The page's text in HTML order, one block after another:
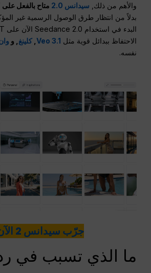
والأهم من ذلك, سيدانس 2.0 متاح بالفعل على GlobalGPT
بدلاً من انتظار طرق الوصول الرسمية غير
الاحتفاظ ببدائل قوية مثل Veo 3.1
,كلينغ , و
نفسه.
جرّب سيدانس 2 الآن >
ما الذي تسبب في